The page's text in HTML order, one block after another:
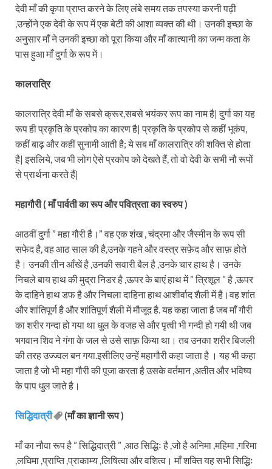
देवी माँ की कृपा प्राप्त करने के लिए लंबे समय तक तपस्या करनी पढ़ी
,उन्होंने एक देवी के रूप में एक बेटी की आशा व्यक्त की थी। उनकी इच्छा के
अनुसार माँ ने उनकी इच्छा को पूरा किया और माँ कात्यानी का जन्म कता के
पास हुआ माँ दुर्गा के रूप में।
कालरात्रि
कालरात्रि देवी माँ के सबसे क्रूर,सबसे भयंकर रूप का नाम है| दुर्गा का यह
रूप ही प्रकृति के प्रकोप का कारण है| प्रकृति के प्रकोप से कहीं भूकंप,
कहीं बाढ़ और कहीं सुनामी आती है; ये सब माँ कालरात्रि की शक्ति से होता
है| इसलिये, जब भी लोग ऐसे प्रकोप को देखते हैं, तो वो देवी के सभी नौ रूपों
से प्रार्थना करते हैं|
महागौरी ( माँ पार्वती का रूप और पवित्रता का स्वरुप )
आठवीं दुर्गा ” महा गौरी है।” वह एक शंख , चंद्रमा और जैस्मीन के रूप सी
सफेद है, वह आठ साल की है,उनके गहने और वस्त्र सफ़ेद और साफ़ होते
है। उनकी तीन आँखें है ,उनकी सवारी बैल है ,उनके चार हाथ है। उनके
निचले बाय हाथ की मुद्रा निडर है ,ऊपर के बाएं हाथ में ” त्रिशूल ” है ,ऊपर
के दाहिने हाथ डफ है और निचला दाहिना हाथ आशीर्वाद शैली में है।वह शांत
और शांतिपूर्ण है और शांतिपूर्ण शैली में मौजूद है. यह कहा जाता है जब माँ गौरी
का शरीर गन्दा हो गया था धुल के वजह से और पृत्वी भी गन्दी हो गयी थी जब
भगवान शिव ने गंगा के जल से उसे साफ़ किया था। तब उनका शरीर बिजली
की तरह उज्ज्वल बन गया.इसीलिए उन्हें महागौरी कहा जाता है । यह भी कहा
जाता है जो भी महा गौरी की पूजा करता है उसके वर्तमान ,अतीत और भविष्य
के पाप धुल जाते है।
सिद्धिदात्री (माँ का ज्ञानी रूप )
माँ का नौवा रूप है ” सिद्धिदात्री ” ,आठ सिद्धिः है ,जो है अनिमा ,महिमा ,गरिमा
,लघिमा ,प्राप्ति ,प्राकाम्य ,लिषित्वा और वशित्व। माँ शक्ति यह सभी सिद्धिः